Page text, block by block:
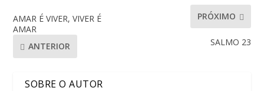
AMAR É VIVER, VIVER É
AMAR
ANTERIOR
PRÓXIMO
SALMO 23
SOBRE O AUTOR